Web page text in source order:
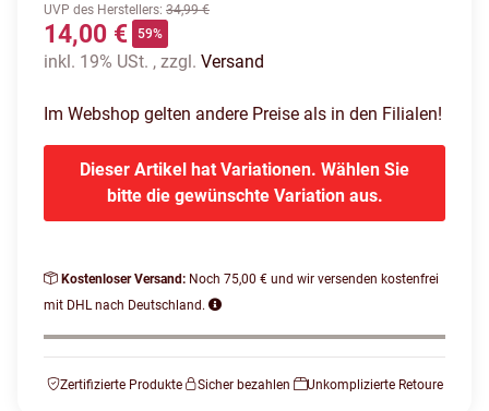
UVP des Herstellers: 34,99 €
14,00 € 59%
inkl. 19% USt. , zzgl. Versand
Im Webshop gelten andere Preise als in den Filialen!
Dieser Artikel hat Variationen. Wählen Sie
bitte die gewünschte Variation aus.
Kostenloser Versand: Noch 75,00 € und wir versenden kostenfrei
mit DHL nach Deutschland.
Zertifizierte Produkte Sicher bezahlen Unkomplizierte Retoure